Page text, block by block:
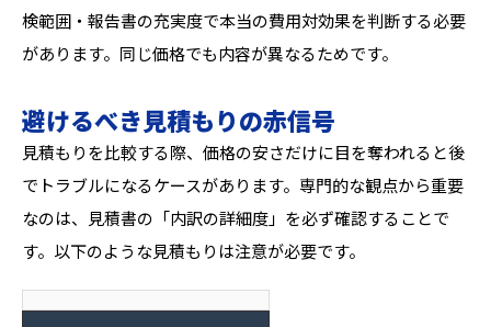
検範囲・報告書の充実度で本当の費用対効果を判断する必要
があります。同じ価格でも内容が異なるためです。
避けるべき見積もりの赤信号
見積もりを比較する際、価格の安さだけに目を奪われると後
でトラブルになるケースがあります。専門的な観点から重要
なのは、見積書の「内訳の詳細度」を必ず確認することで
す。以下のような見積もりは注意が必要です。